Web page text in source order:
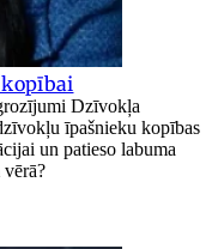
Dzīvokļa
īpašnieku kopības
un patieso labuma